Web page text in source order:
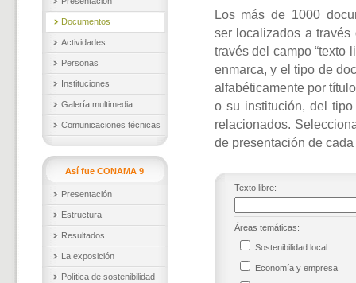
Documentos
Actividades
Personas
Instituciones
Galería multimedia
Comunicaciones técnicas
Así fue CONAMA 9
Presentación
Estructura
Resultados
La exposición
Política de sostenibilidad
Los más de 1000
ser localizados a
través del campo “texto
enmarca, y el tipo de
alfabéticamente por
o su institución, del
relacionados.
de presentación de
Texto libre:
Áreas temáticas:
Sostenibilidad local
Economía y empresa